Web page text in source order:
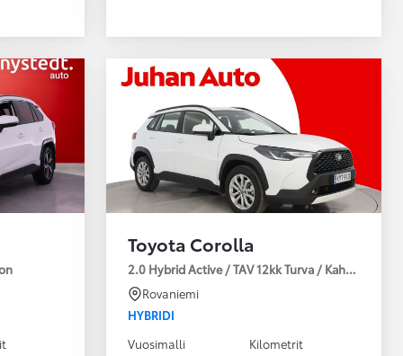
Toyota Corolla
2.0 Hybrid Active / TAV 12kk Turva / Kahdet
Rovaniemi
HYBRIDI
Vuosimalli
Kilometrit